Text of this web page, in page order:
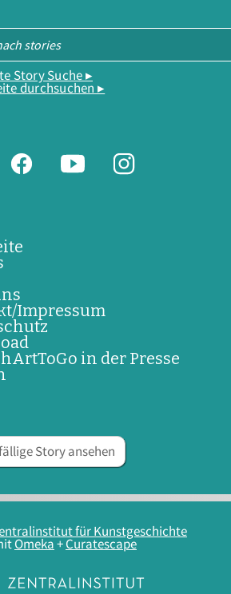
Story Suche ▸
durchsuchen ▸
Impressum
in der Presse
Story ansehen
für Kunstgeschichte
Omeka+Curatescape